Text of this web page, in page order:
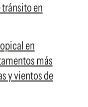
tránsito en
en
más
y vientos de